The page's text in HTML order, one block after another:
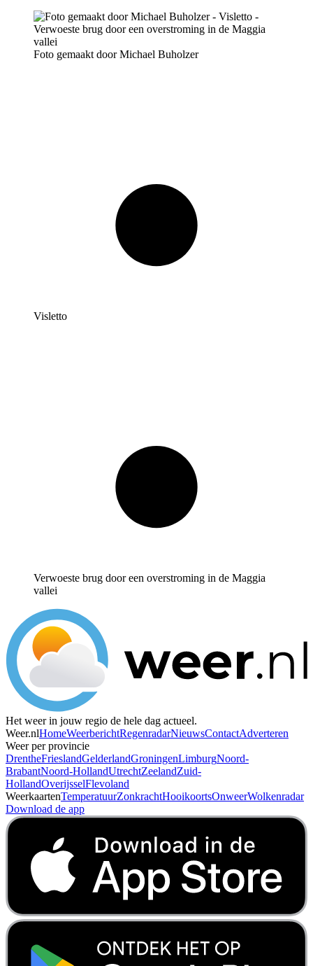
Foto gemaakt door Michael Buholzer
Visletto
Verwoeste brug door een overstroming in de Maggia
vallei
Het weer in jouw regio de hele dag actueel.
Weer.nlHomeWeerberichtRegenradarNieuwsContactAdverteren
Weer per provincie
DrentheFrieslandGelderlandGroningenLimburgNoord-
BrabantNoord-HollandUtrechtZeelandZuid-
HollandOverijsselFlevoland
WeerkaartenTemperatuurZonkrachtHooikoortsOnweerWolkenradar
Download de app